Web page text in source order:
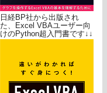
日経BP社から出版され
た、Excel VBAユーザー向
けのPython超入門書です↓↓